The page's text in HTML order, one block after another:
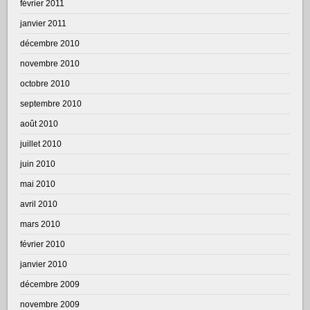
février 2011
janvier 2011
décembre 2010
novembre 2010
octobre 2010
septembre 2010
août 2010
juillet 2010
juin 2010
mai 2010
avril 2010
mars 2010
février 2010
janvier 2010
décembre 2009
novembre 2009